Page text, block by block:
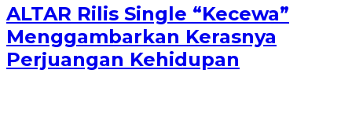
ALTAR Rilis Single “Kecewa”
Menggambarkan Kerasnya
Perjuangan Kehidupan